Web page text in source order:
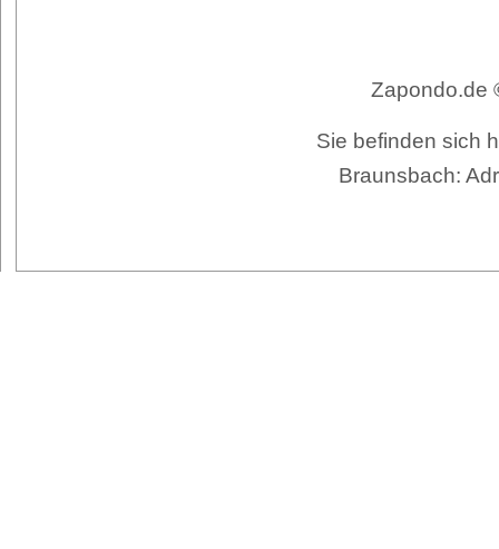
Zapondo.de
Sie befinden sich
Braunsbach: